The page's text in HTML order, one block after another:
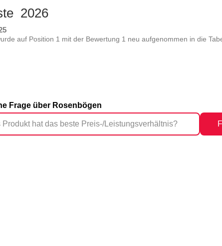
2026
auf Position 1 mit der Bewertung 1 neu aufgenommen in die
Frage über Rosenbögen